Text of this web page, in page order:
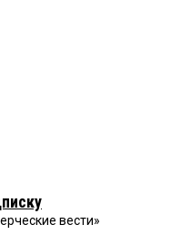
вести»